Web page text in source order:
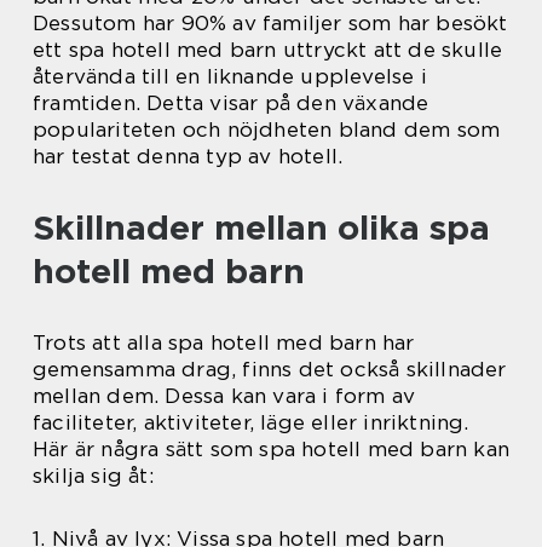
Dessutom har 90% av familjer som har besökt
ett spa hotell med barn uttryckt att de skulle
återvända till en liknande upplevelse i
framtiden. Detta visar på den växande
populariteten och nöjdheten bland dem som
har testat denna typ av hotell.
Skillnader mellan olika spa
hotell med barn
Trots att alla spa hotell med barn har
gemensamma drag, finns det också skillnader
mellan dem. Dessa kan vara i form av
faciliteter, aktiviteter, läge eller inriktning.
Här är några sätt som spa hotell med barn kan
skilja sig åt:
1. Nivå av lyx: Vissa spa hotell med barn